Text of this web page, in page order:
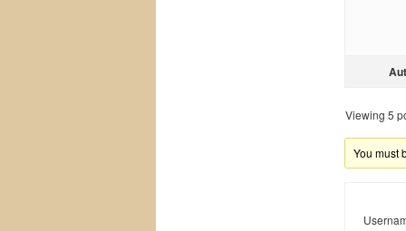
Viewing 5
You must